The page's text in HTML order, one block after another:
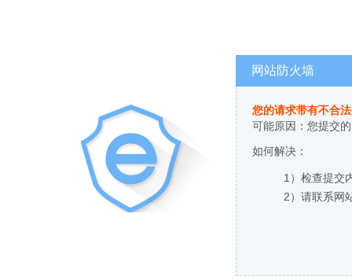
网站防火墙
您的请求带有不合
可能原因：您提交
如何解决：
1）检查提交
2）请联系网